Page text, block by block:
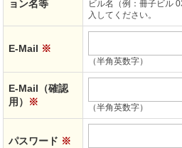
ョン名等
ビル名（例：冊子ビル
入してください。
E-Mail ※
（半角英数字）
E-Mail（確認
用） ※ （半角英数字）
パスワード ※